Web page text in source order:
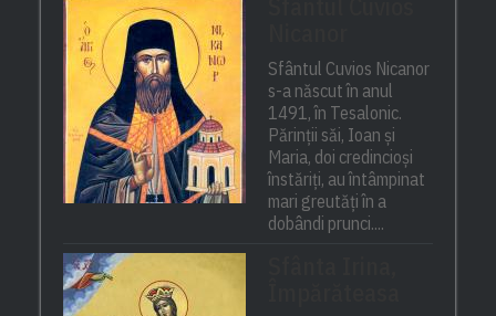
Sfântul Cuvios Nicanor
s-a născut în anul
1491, în Tesalonic.
Părinții săi, Ioan și
Maria, doi credincioși
înstăriți, au întâmpinat
mari greutăți în a
dobândi prunci....